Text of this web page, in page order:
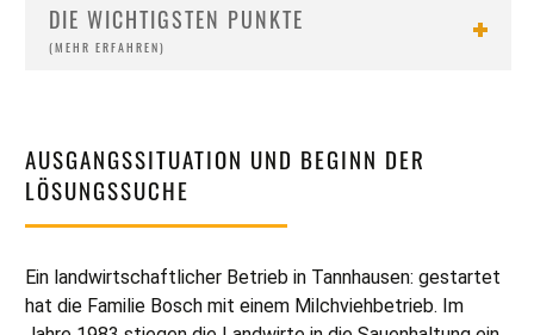
DIE WICHTIGSTEN PUNKTE
AUSGANGSSITUATION UND BEGINN DER
LÖSUNGSSUCHE
Ein landwirtschaftlicher Betrieb in Tannhausen: gestartet
hat die Familie Bosch mit einem Milchviehbetrieb. Im